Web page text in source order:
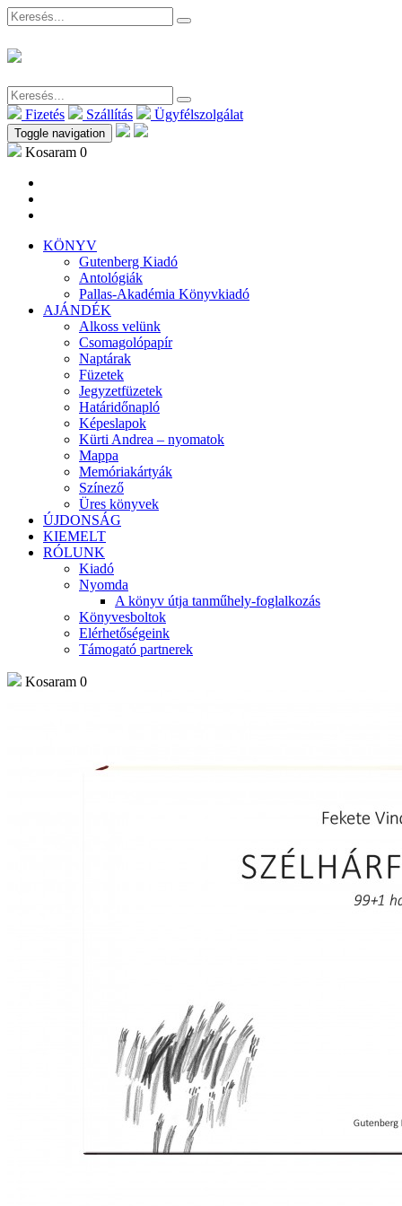
Fizetés Szállítás Ügyfélszolgálat
Toggle navigation
Kosaram 0
KÖNYV
Gutenberg Kiadó
Antológiák
Pallas-Akadémia Könyvkiadó
AJÁNDÉK
Alkoss velünk
Csomagolópapír
Naptárak
Füzetek
Jegyzetfüzetek
Határidőnapló
Képeslapok
Kürti Andrea – nyomatok
Mappa
Memóriakártyák
Színező
Üres könyvek
ÚJDONSÁG
KIEMELT
RÓLUNK
Kiadó
Nyomda
A könyv útja tanműhely-foglalkozás
Könyvesboltok
Elérhetőségeink
Támogató partnerek
Kosaram 0